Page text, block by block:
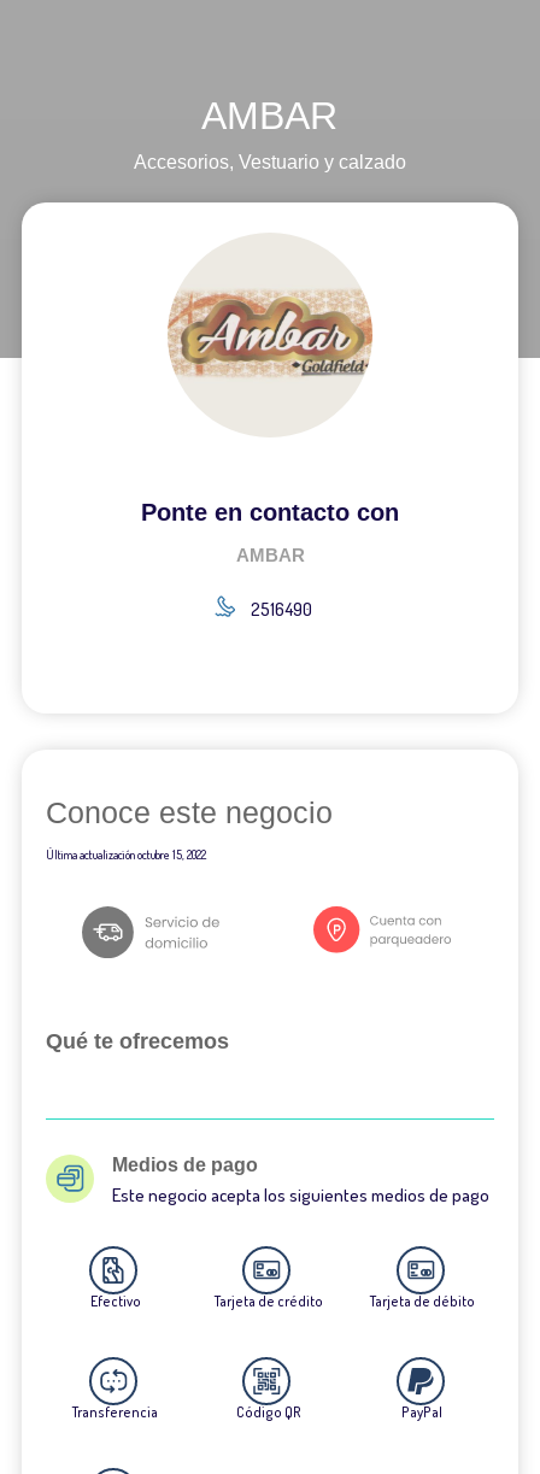
AMBAR
Accesorios, Vestuario y calzado
Ponte en contacto con
AMBAR
2516490
Conoce este negocio
Última actualizaciónoctubre 15, 2022
Qué te ofrecemos
Medios de pago
Este negocio acepta los siguientes medios de pago
Efectivo Tarjeta de crédito Tarjeta de débito
Transferencia Código QR PayPal